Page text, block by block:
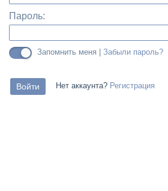
Пароль:
Запомнить меня | Забыли пароль?
Нет аккаунта? Регистрация